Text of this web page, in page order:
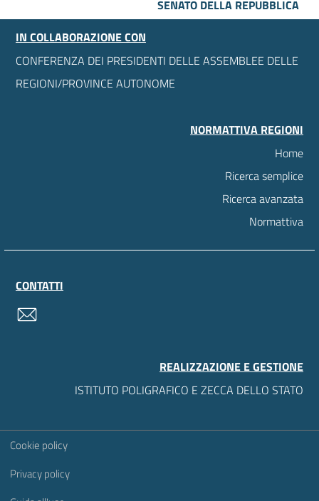
SENATO DELLA REPUBBLICA
IN COLLABORAZIONE CON
CONFERENZA DEI PRESIDENTI DELLE ASSEMBLEE DELLE
REGIONI/PROVINCE AUTONOME
NORMATTIVA REGIONI
Home
Ricerca semplice
Ricerca avanzata
Normattiva
CONTATTI
REALIZZAZIONE E GESTIONE
ISTITUTO POLIGRAFICO E ZECCA DELLO STATO
Sezione Link Utili
Cookie policy
Privacy policy